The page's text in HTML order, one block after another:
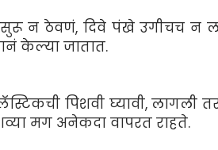
न ठेवणं, दिवे पंखे उगीचच न
केल्या जातात.
पिशवी घ्यावी, लागली
मग अनेकदा वापरत राहते.